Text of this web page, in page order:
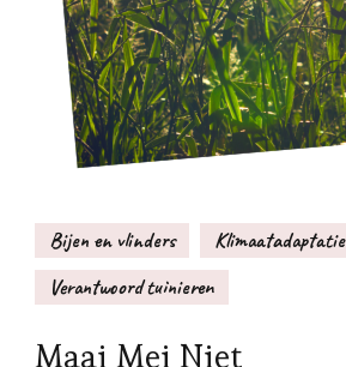
Bijen en vlinders
Klimaatadaptatie
Verantwoord tuinieren
Maai Mei Niet